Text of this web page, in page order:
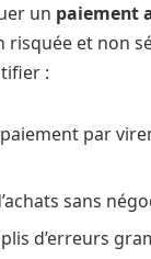
un paiement
et non
:
par
sans
d’erreurs